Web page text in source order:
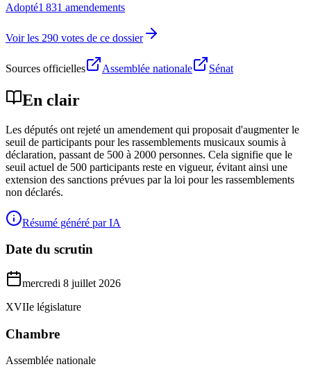
Adopté1 831 amendements
Voir les 290 votes de ce dossier
Sources officielles Assemblée nationale Sénat
En clair
Les députés ont rejeté un amendement qui proposait d'augmenter le
seuil de participants pour les rassemblements musicaux soumis à
déclaration, passant de 500 à 2000 personnes. Cela signifie que le
seuil actuel de 500 participants reste en vigueur, évitant ainsi une
extension des sanctions prévues par la loi pour les rassemblements
non déclarés.
Résumé généré par IA
Date du scrutin
mercredi 8 juillet 2026
XVIIe législature
Chambre
Assemblée nationale